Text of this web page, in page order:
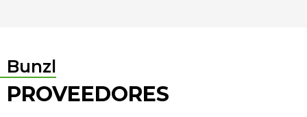
Bunzl
PROVEEDORES